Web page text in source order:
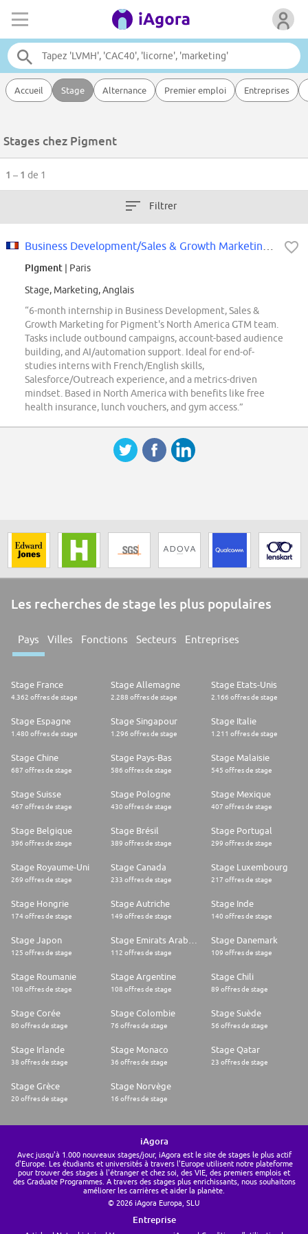
Accueil Stage Alternance Premier emploi Entreprises
Stages chez Pigment
1 – 1 de 1
Filtrer
Pigment | Paris
Stage, Marketing, Anglais
“6-month internship in Business Development, Sales &
Growth Marketing for Pigment's North America GTM team.
Tasks include outbound campaigns, account-based audience
building, and AI/automation support. Ideal for end-of-
studies interns with French/English skills,
Salesforce/Outreach experience, and a metrics-driven
mindset. Based in North America with benefits like free
health insurance, lunch vouchers, and gym access.”
Les recherches de stage les plus populaires
Pays Villes Fonctions Secteurs Entreprises
Stage France
4.362 offres de stage
Stage Allemagne
2.288 offres de stage
Stage Etats-Unis
2.166 offres de stage
Stage Espagne
1.480 offres de stage
Stage Singapour
1.296 offres de stage
Stage Italie
1.211 offres de stage
Stage Chine
687 offres de stage
Stage Pays-Bas
586 offres de stage
Stage Malaisie
545 offres de stage
Stage Suisse
467 offres de stage
Stage Pologne
430 offres de stage
Stage Mexique
407 offres de stage
Stage Belgique
396 offres de stage
Stage Brésil
389 offres de stage
Stage Portugal
299 offres de stage
Stage Royaume-Uni
269 offres de stage
Stage Canada
233 offres de stage
Stage Luxembourg
217 offres de stage
Stage Hongrie
174 offres de stage
Stage Autriche
149 offres de stage
Stage Inde
140 offres de stage
Stage Japon
125 offres de stage 112 offres de stage
Stage Danemark
109 offres de stage
Stage Roumanie
108 offres de stage
Stage Argentine
108 offres de stage
Stage Chili
89 offres de stage
Stage Corée
80 offres de stage
Stage Colombie
76 offres de stage
Stage Suède
56 offres de stage
Stage Irlande
38 offres de stage
Stage Monaco
36 offres de stage
Stage Qatar
23 offres de stage
Stage Grèce
20 offres de stage
Stage Norvège
16 offres de stage
iAgora
Avec jusqu'à 1.000 nouveaux stages/jour, iAgora est le site de stages le plus actif
d'Europe. Les étudiants et universités à travers l'Europe utilisent notre plateforme
pour trouver des stages à l'étranger et chez soi, des VIE, des premiers emplois et
des Graduate Programmes. A travers des stages plus enrichissants, nous souhaitons
améliorer les carrières et aider la planète.
© 2026 iAgora Europa, SLU
Entreprise